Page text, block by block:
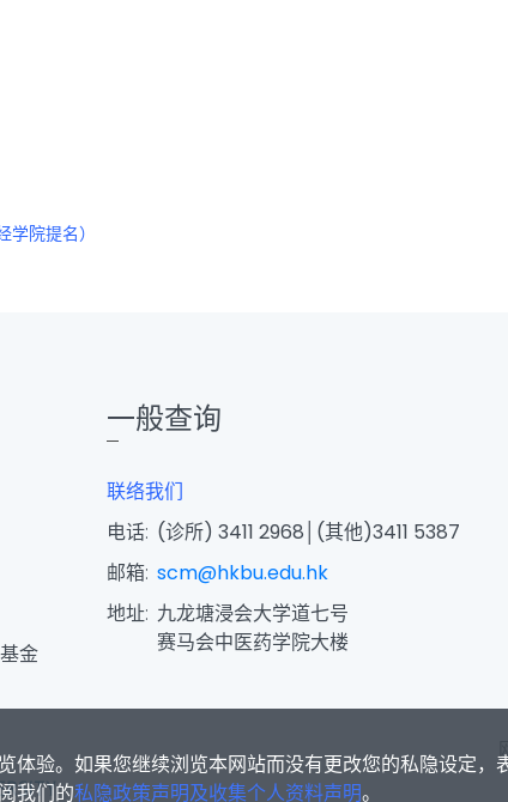
院提名）
体验。如果您继续浏览本网站而没有更改您的私隐设定，
我们的私隐政策声明及收集个人资料声明。
金
一般查询
联络我们
电话: (诊所) 3411 2968│(其他)3411 5387
邮箱: scm@hkbu.edu.hk
地址: 九龙塘浸会大学道七号
赛马会中医药学院大楼